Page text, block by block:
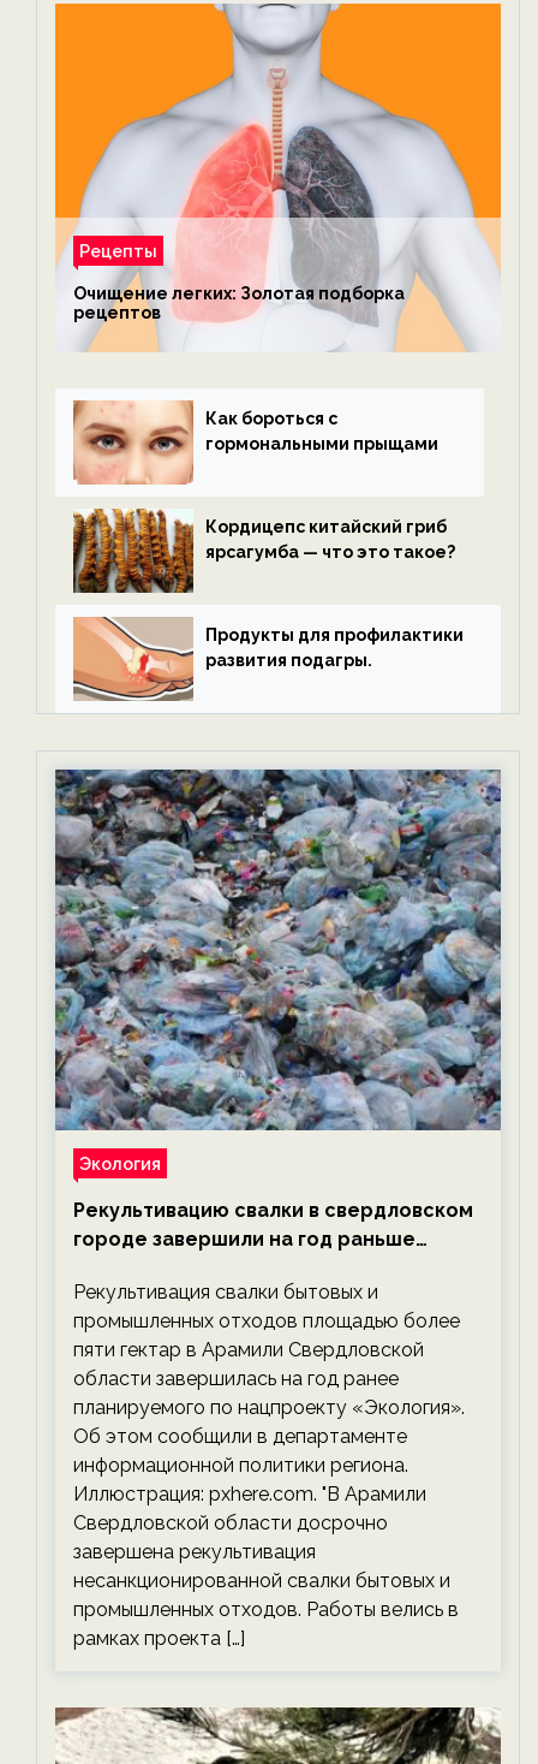
Рецепты
Очищение легких: Золотая подборка
рецептов
Как бороться с
гормональными прыщами
Кордицепс китайский гриб
ярсагумба — что это такое?
Продукты для профилактики
развития подагры.
Экология
Рекультивацию свалки в свердловском
городе завершили на год раньше
экологии на ECOportal
Рекультивация свалки бытовых и
промышленных отходов площадью более
пяти гектар в Арамили Свердловской
области завершилась на год ранее
планируемого по нацпроекту «Экология».
Об этом сообщили в департаменте
информационной политики региона.
Иллюстрация: pxhere.com. "В Арамили
Свердловской области досрочно
завершена рекультивация
несанкционированной свалки бытовых и
промышленных отходов. Работы велись в
рамках проекта […]